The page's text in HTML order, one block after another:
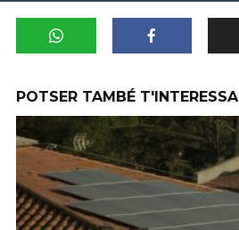
POTSER TAMBÉ T'INTERESSA